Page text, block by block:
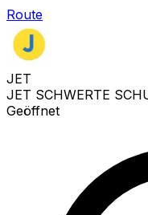
Route
JET
JET SCHWERTE
Geöffnet